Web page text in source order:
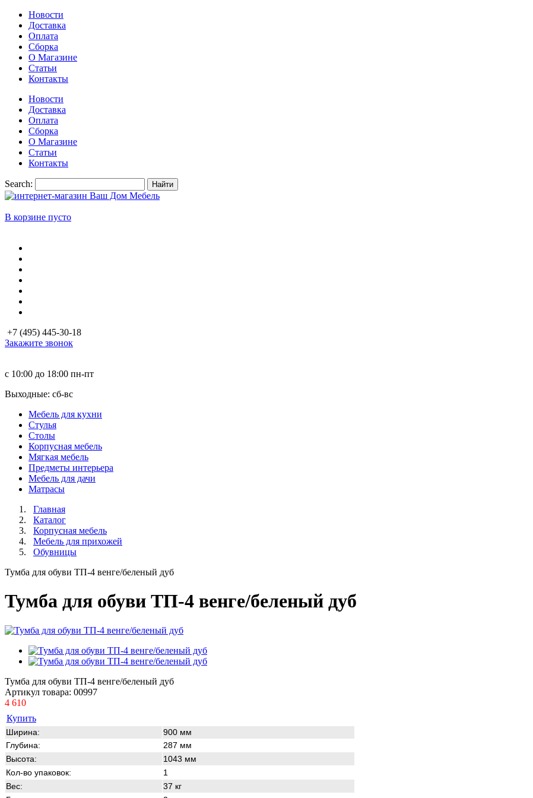
Новости
Доставка
Оплата
Сборка
О Магазине
Статьи
Контакты
Новости
Доставка
Оплата
Сборка
О Магазине
Статьи
Контакты
Search: Найти
В корзине пусто
+7 (495) 445-30-18
Закажите звонок
с 10:00 до 18:00 пн-пт
Выходные: сб-вc
Мебель для кухни
Стулья
Столы
Корпусная мебель
Мягкая мебель
Предметы интерьера
Мебель для дачи
Матраcы
Главная
Каталог
Корпусная мебель
Мебель для прихожей
Обувницы
Тумба для обуви ТП-4 венге/беленый дуб
Тумба для обуви ТП-4 венге/беленый дуб
Тумба для обуви ТП-4 венге/беленый дуб
Артикул товара: 00997
4 610
Купить
Ширина:
900 мм
Глубина:
287 мм
Высота:
1043 мм
Кол-во упаковок:
1
Вес:
37 кг